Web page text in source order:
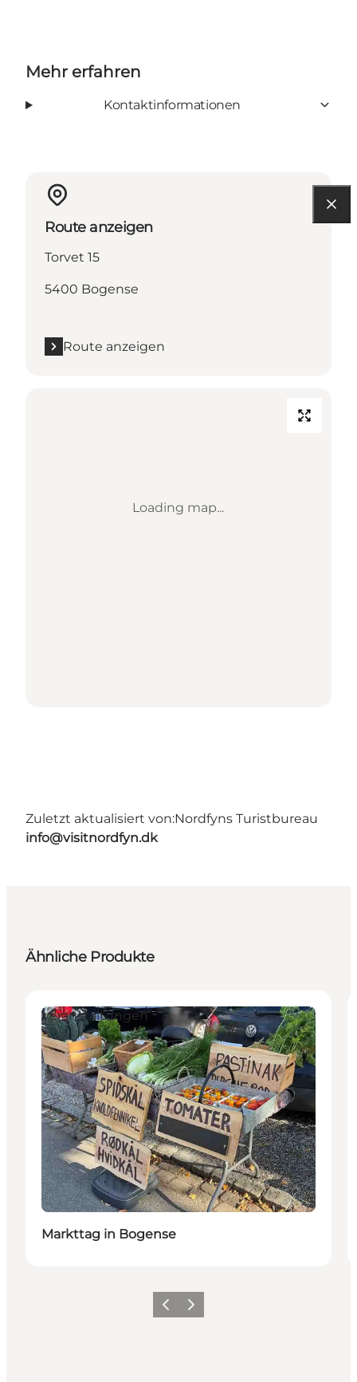
Mehr erfahren
Kontaktinformationen
Route anzeigen
Torvet 15
5400 Bogense
Route anzeigen
Loading map...
Zuletzt aktualisiert von:Nordfyns Turistbureau
info@visitnordfyn.dk
Ähnliche Produkte
Veranstaltungen
Markttag in Bogense
ZurückWeiter